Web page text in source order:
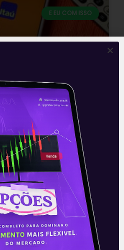
E EU COM ISSO
Itaú Unibanco
divulgou o
trimestre de 2021,
(2), após o
O resultado foi